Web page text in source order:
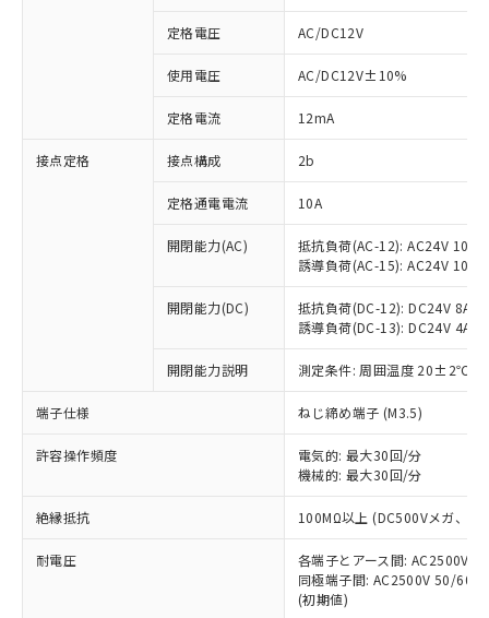
定格電圧 AC/DC12V
使用電圧 AC/DC12V±10%
定格電流 12mA
接点定格 接点構成 2b
定格通電電流 10A
開閉能力(AC)
抵抗負荷(AC-12): AC24V 10A/
誘導負荷(AC-15): AC24V
開閉能力(DC)
抵抗負荷(DC-12): DC24V 8A/
誘導負荷(DC-13): DC24V 4A/
開閉能力説明 測定条件: 周囲温度 20±2℃、
端子仕様 ねじ締め端子 (M3.5)
許容操作頻度
電気的: 最大30回/分
機械的: 最大30回/分
絶縁抵抗 100MΩ以上 (DC500Vメガ、点
耐電圧
各端子とアース間: AC2500V
同極端子間: AC2500V 50/
(初期値)
ご利用条件
以下の条件をお読みいただき、同意のうえ
ご利用ください。
本サービスは、当社制御機器事業取扱
商品の当社在庫状況および標準価格
(税抜)を提供させていただくもので
当社制御機器事業取扱商品の中には、
本サービスの対象外となる商品もある
ことをご了承ください。
在庫状況および標準価格照会結果は、
記載している更新日時点での社内デー
タに基づき作成されるものであり、閲
覧された時点での実際の在庫および標
準価格とは異なる場合があることをご
※1 対応状況
対応済み：EU RoHS指令（10物質）の
非含有に対応した製品が提供可能な商品で
す。
対応予定：EU RoHS指令（10物質）の非含
有に対応した製品に切り替える予定のある
対応予定なし：EU RoHS指令（10物質）の
非含有に非対応の商品で、対応品を出す予
定はありません。
調査・確認中：EU RoHS指令（10物質）の
非含有の対応状況を調査中または確認中の
非該当品：ライセンス料など無形物で、有
害物質有無と関係のない商品です。
仕入先様の事情により、非含有部品として
いたものが、含有品と判明した場合などや
むを得ず変更することがあります。
六価クロム(Cr(Ⅵ)) 1000ppm以下、ポリ臭化ビフェニル
類(PBB) 1000ppm以下、ポリ臭化ジフェニルエーテル類
「○」：最大均質材料含有率が中国RoHSの
基準値以下であることを示します。
「×」：最大均質材料含有率が中国RoHSの
基準値を超えていることを示します。
「－」：未確認です。当社販売部門へお問
*中国RoHS10物質の基準値 (GB/T26572)：
Pb(鉛) :1000ppm、 Hg(水銀) : 1000ppm、 Cd(カドミウ
Cr(Ⅵ)(六価クロム) : 1000ppm、 PBBs(ポリ臭化ビフェ
当社は、これら貴社製品のうち、外国
為替および外国貿易法に定める商品
（以下｢規制貨物等」という）を輸出
または国外への提供する場合は、日本
国政府の輸出許可(または役務取引許
可)を取得するなどの必要な手続きを